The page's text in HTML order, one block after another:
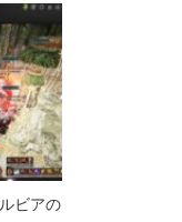
ビアの